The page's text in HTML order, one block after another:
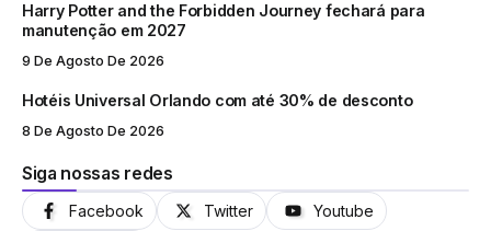
Harry Potter and the Forbidden Journey fechará para
manutenção em 2027
9 De Agosto De 2026
Hotéis Universal Orlando com até 30% de desconto
8 De Agosto De 2026
Siga nossas redes
Facebook Twitter Youtube